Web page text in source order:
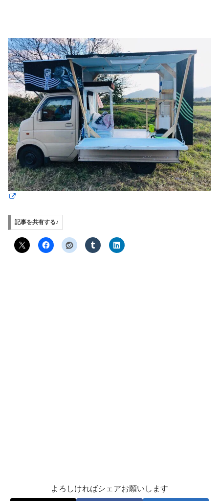
記事を共有する♪
よろしければシェアお願いします